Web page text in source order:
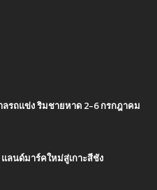
ลรถแข่ง ริมชายหาด 2–6 กรกฎาคม
ลนด์มาร์คใหม่สู่เกาะสีชัง